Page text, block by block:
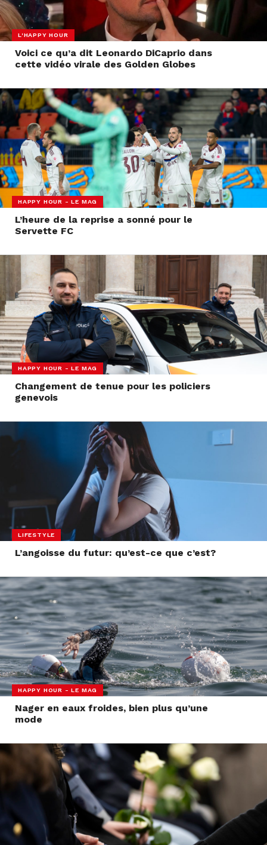
L'HAPPY HOUR
Voici ce qu’a dit Leonardo DiCaprio dans
cette vidéo virale des Golden Globes
HAPPY HOUR - LE MAG
L’heure de la reprise a sonné pour le
Servette FC
HAPPY HOUR - LE MAG
Changement de tenue pour les policiers
genevois
LIFESTYLE
L’angoisse du futur: qu’est-ce que c’est?
HAPPY HOUR - LE MAG
Nager en eaux froides, bien plus qu’une
mode